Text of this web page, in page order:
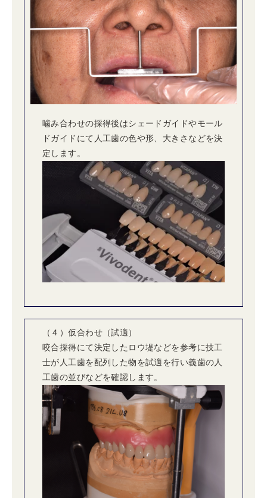
噛み合わせの採得後はシェードガイドやモール
ドガイドにて人工歯の色や形、大きさなどを決
定します。
（４）仮合わせ（試適）
咬合採得にて決定したロウ堤などを参考に技工
士が人工歯を配列した物を試適を行い義歯の人
工歯の並びなどを確認します。